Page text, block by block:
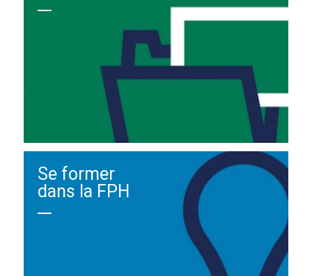
Se former
dans la FPH